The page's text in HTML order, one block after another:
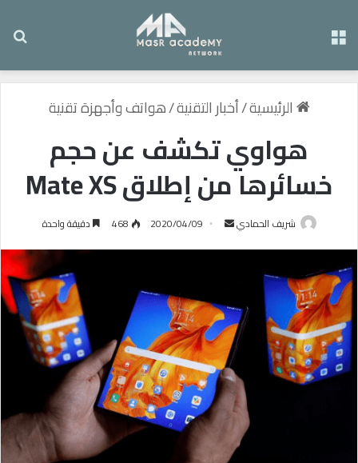
الرئيسية/أخبار التقنية/هواتف وأجهزة تقنية
هواوي تكشف عن حجم
خسائرها من إطلاق Mate XS
شريف الحمادي
ب
ر
ي
د
ا
إ
2020/04/09
468 دقيقة واحدة